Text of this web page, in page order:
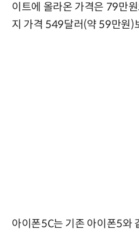
이트에 올라온 가격은 79만
지 가격 549달러(약 59만원)
아이폰5C는 기존 아이폰5와